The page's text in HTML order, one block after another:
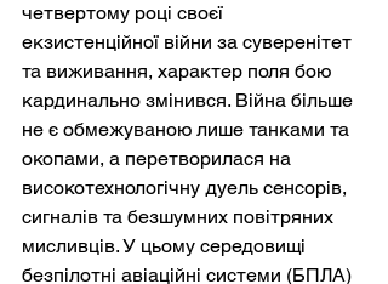
четвертому році своєї
екзистенційної війни за суверенітет
та виживання, характер поля бою
кардинально змінився. Війна більше
не є обмежуваною лише танками та
окопами, а перетворилася на
високотехнологічну дуель сенсорів,
сигналів та безшумних повітряних
мисливців. У цьому середовищі
безпілотні авіаційні системи (БПЛА)